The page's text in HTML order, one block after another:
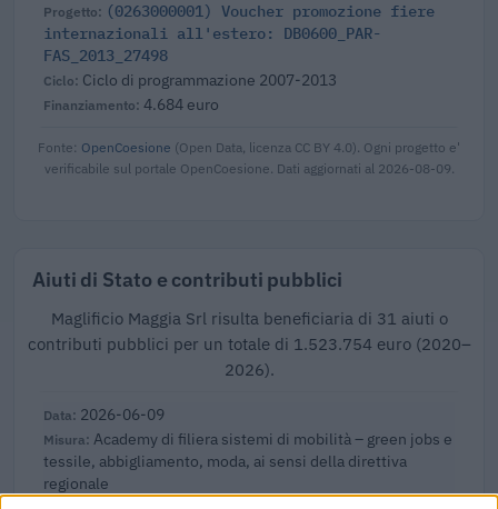
(0263000001) Voucher promozione fiere
internazionali all'estero: DB0600_PAR-
FAS_2013_27498
Ciclo di programmazione 2007-2013
4.684 euro
Fonte: OpenCoesione (Open Data, licenza CC BY 4.0). Ogni progetto e'
verificabile sul portale OpenCoesione. Dati aggiornati al 2026-08-09.
Aiuti di Stato e contributi pubblici
Maglificio Maggia Srl risulta beneficiaria di 31 aiuti o
contributi pubblici per un totale di 1.523.754 euro (2020–
2026).
2026-06-09
Academy di filiera sistemi di mobilità – green jobs e
tessile, abbigliamento, moda, ai sensi della direttiva
regionale